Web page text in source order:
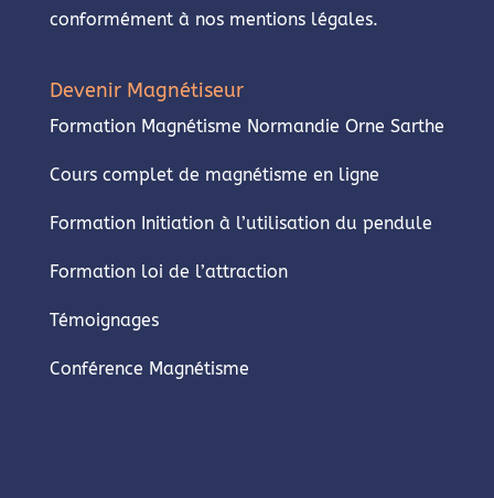
conformément à nos mentions légales.
Devenir Magnétiseur
Formation Magnétisme Normandie Orne Sarthe
Cours complet de magnétisme en ligne
Formation Initiation à l’utilisation du pendule
Formation loi de l’attraction
Témoignages
Conférence Magnétisme